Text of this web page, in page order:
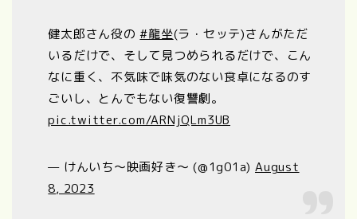
健太郎さん役の#龍坐(ラ・セッテ)さんがただ
いるだけで、そして見つめられるだけで、こん
なに重く、不気味で味気のない食卓になるのす
ごいし、とんでもない復讐劇。
pic.twitter.com/ARNjQLm3UB
— けんいち〜映画好き〜 (@1g01a) August
8, 2023